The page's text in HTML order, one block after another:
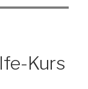
Kurs